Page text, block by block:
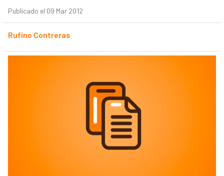
Publicado el 09 Mar 2012
Rufino Contreras